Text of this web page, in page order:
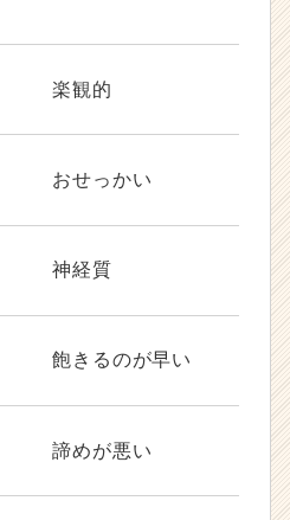
楽観的
おせっかい
神経質
飽きるのが早い
諦めが悪い